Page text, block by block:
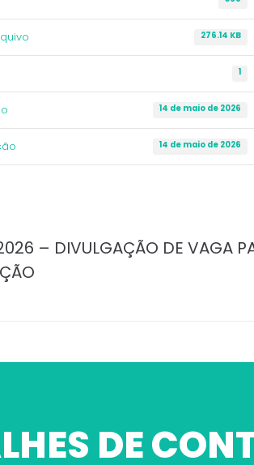
276.14 KB
1
14 de maio de 2026
14 de maio de 2026
– DIVULGAÇÃO DE VAGA
DE